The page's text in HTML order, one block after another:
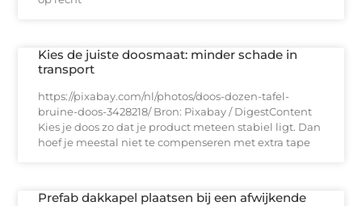
Kies de juiste doosmaat: minder schade in
transport
https://pixabay.com/nl/photos/doos-dozen-tafel-
bruine-doos-3428218/ Bron: Pixabay / DigestContent
Kies je doos zo dat je product meteen stabiel ligt. Dan
hoef je meestal niet te compenseren met extra tape
Prefab dakkapel plaatsen bij een afwijkende